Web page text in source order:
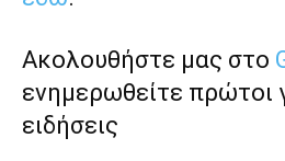
Ακολουθήστε μας στο
ενημερωθείτε πρώτοι
ειδήσεις